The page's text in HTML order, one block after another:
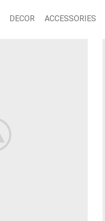
ACCESSORIES
DECOR